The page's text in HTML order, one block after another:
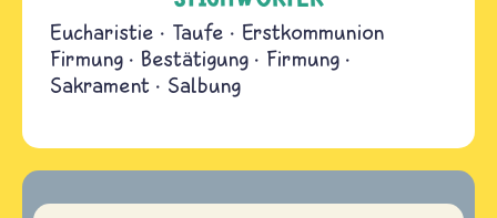
Eucharistie Taufe
Erstkommunion
Firmung
Bestätigung
Firmung
Sakrament
Salbung